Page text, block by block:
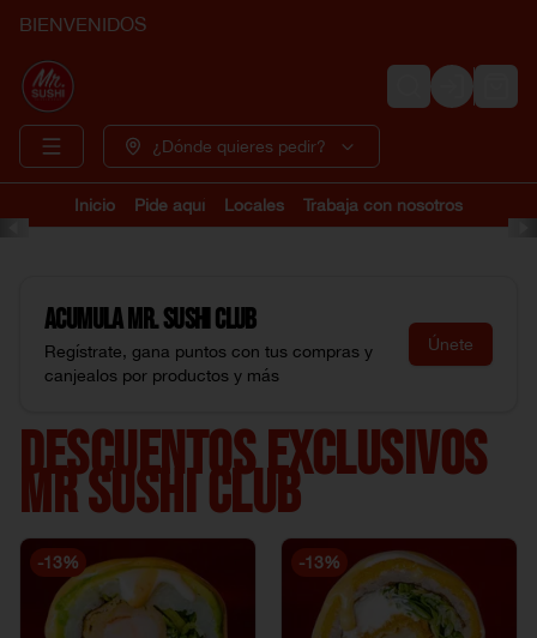
BIENVENIDOS
Login
¿Dónde quieres pedir?
Inicio Pide aquí Locales Trabaja con nosotros
AcumulaMr. Sushi Club
Regístrate, gana puntos con tus compras y
canjealos por productos y más
Únete
DESCUENTOS EXCLUSIVOS
MR SUSHI CLUB
-13% -13%